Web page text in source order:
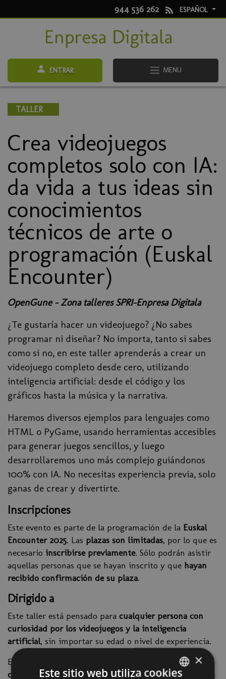
944 536 262 ESPAÑOL
ENTRAR MENU
TALLER
Crea videojuegos
completos solo con IA:
da vida a tus ideas sin
conocimientos
técnicos de arte o
programación (Euskal
Encounter)
OpenGune - Zona talleres SPRI-Enpresa Digitala
¿Te gustaría hacer un videojuego? ¿No sabes
programar ni diseñar? No importa, tanto si sabes
como si no, en este taller aprenderás a crear un
videojuego completo desde cero, utilizando
inteligencia artificial: desde el código y los
gráficos hasta la música y la narrativa.
Haremos diversos ejemplos para lenguajes como
HTML o PyGame, usando herramientas accesibles
para generar juegos sencillos, y luego
desarrollaremos uno más complejo guiándonos
100% con IA. No necesitas experiencia previa, solo
ganas de crear y divertirte.
Inscripciones
Este evento es parte de la programación de la Euskal
Encounter 2025. Las plazas son limitadas, por lo que es
necesario inscribirse previamente. Sólo podrán asistir
aquellas personas que se hayan inscrito y que hayan
recibido confirmación de su plaza.
Dirigido a
Este taller está pensado para cualquier persona con
curiosidad por los videojuegos y la inteligencia
artificial, sin importar su edad o nivel de experiencia.
Está especialmente orientado a:
personas que quieren
crear su primer videojuego sin conocimientos técnicos
×
Este sitio web utiliza cookies